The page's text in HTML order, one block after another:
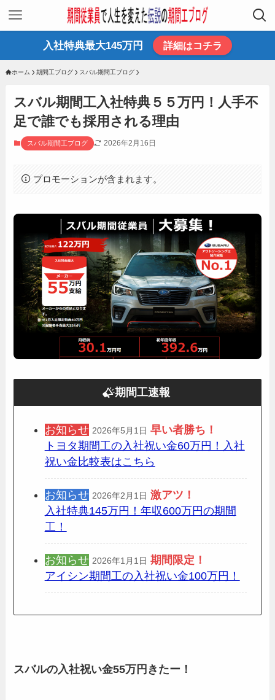
入社特典最大145万円 詳細はコチラ
ホーム 期間工ブログ スバル期間工ブログ
スバル期間工入社特典５５万円！人手不
足で誰でも採用される理由
スバル期間工ブログ 2026年2月16日
プロモーションが含まれます。
期間工速報
お知らせ 2026年5月1日 早い者勝ち！
トヨタ期間工の入社祝い金60万円！入社
祝い金比較表はこちら
お知らせ 2026年2月1日 激アツ！
入社特典145万円！年収600万円の期間
工！
お知らせ 2026年1月1日 期間限定 ！
アイシン期間工の入社祝い金100万円！
スバルの入社祝い金55万円きたー！